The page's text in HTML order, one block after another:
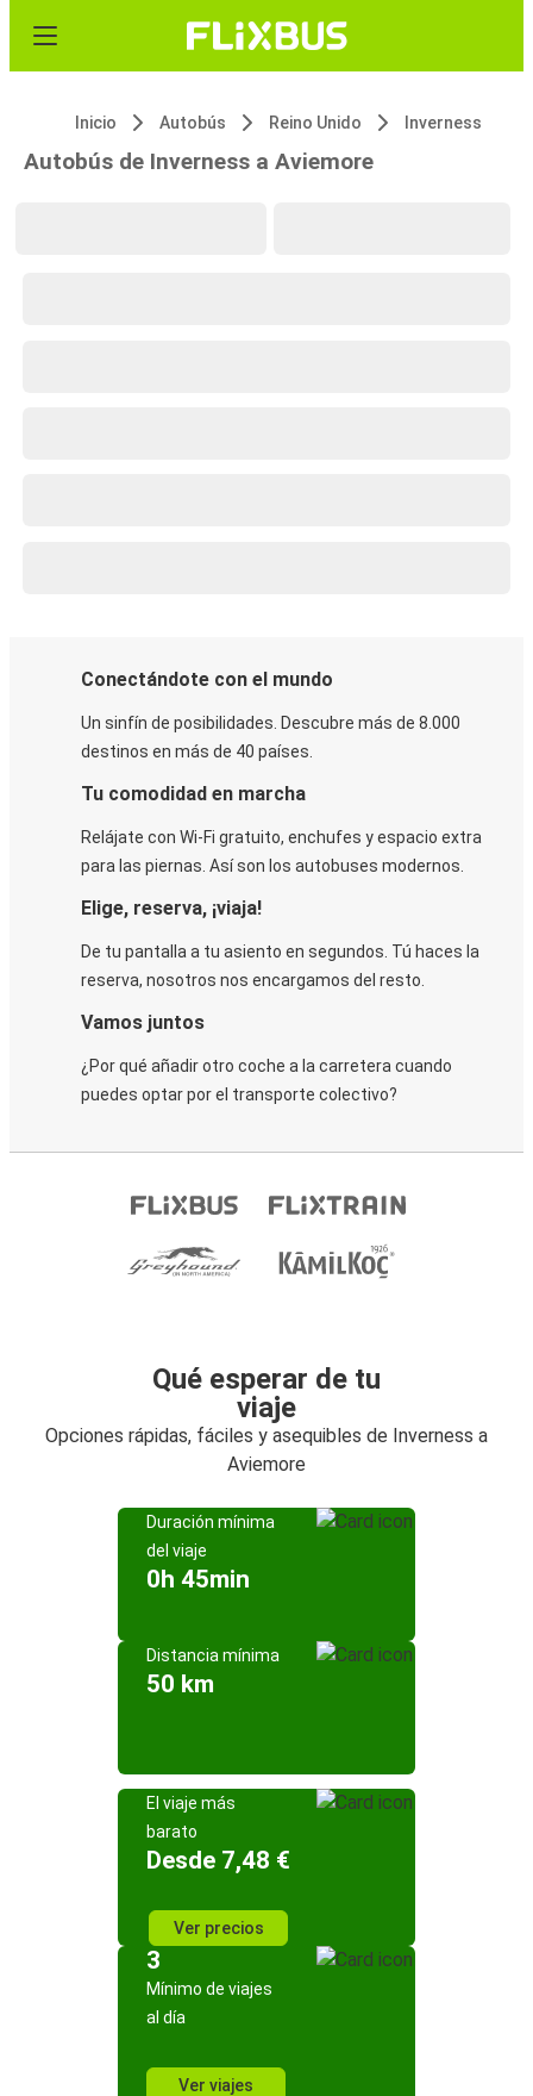
Inicio Autobús Reino Unido Inverness
Autobús de Inverness a Aviemore
Conectándote con el mundo
Un sinfín de posibilidades. Descubre más de 8.000
destinos en más de 40 países.
Tu comodidad en marcha
Relájate con Wi-Fi gratuito, enchufes y espacio extra
para las piernas. Así son los autobuses modernos.
Elige, reserva, ¡viaja!
De tu pantalla a tu asiento en segundos. Tú haces la
reserva, nosotros nos encargamos del resto.
Vamos juntos
¿Por qué añadir otro coche a la carretera cuando
puedes optar por el transporte colectivo?
Qué esperar de tu
viaje
Opciones rápidas, fáciles y asequibles de Inverness a
Aviemore
Duración mínima
del viaje
0h 45min
Distancia mínima
50 km
El viaje más
barato
Desde 7,48 €
Ver precios
3
Mínimo de viajes
al día
Ver viajes